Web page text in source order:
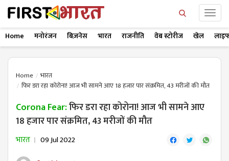
Home मनोरंजन बिज़नेस भारत राजनीति वेब स्टोरीज खेल
Home
भारत
फिर डरा रहा कोरोना! आज भी सामने आए 18 हजार पार संक्रमित, 43 मरीजों की मौत
Corona Fear:फिर डरा रहा कोरोना! आज भी सामने आए
18 हजार पार संक्रमित, 43 मरीजों की मौत
भारत 09 Jul 2022